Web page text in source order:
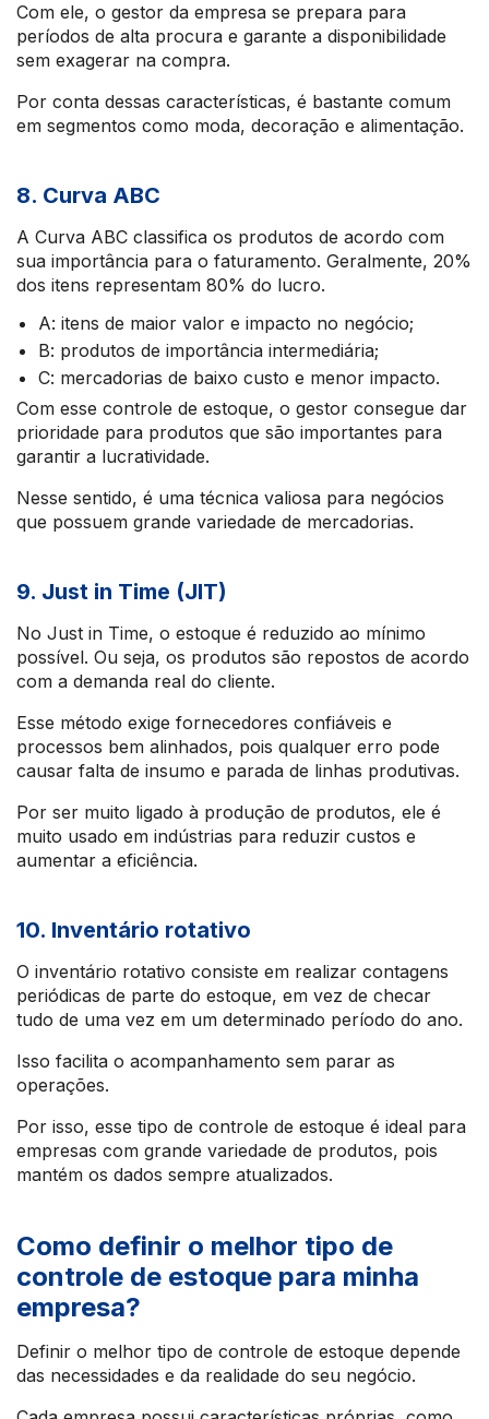
Com ele, o gestor da empresa se prepara para
períodos de alta procura e garante a disponibilidade
sem exagerar na compra.
Por conta dessas características, é bastante comum
em segmentos como moda, decoração e alimentação.
8. Curva ABC
A Curva ABC classifica os produtos de acordo com
sua importância para o faturamento. Geralmente, 20%
dos itens representam 80% do lucro.
A: itens de maior valor e impacto no negócio;
B: produtos de importância intermediária;
C: mercadorias de baixo custo e menor impacto.
Com esse controle de estoque, o gestor consegue dar
prioridade para produtos que são importantes para
garantir a lucratividade.
Nesse sentido, é uma técnica valiosa para negócios
que possuem grande variedade de mercadorias.
9. Just in Time (JIT)
No Just in Time, o estoque é reduzido ao mínimo
possível. Ou seja, os produtos são repostos de acordo
com a demanda real do cliente.
Esse método exige fornecedores confiáveis e
processos bem alinhados, pois qualquer erro pode
causar falta de insumo e parada de linhas produtivas.
Por ser muito ligado à produção de produtos, ele é
muito usado em indústrias para reduzir custos e
aumentar a eficiência.
10. Inventário rotativo
O inventário rotativo consiste em realizar contagens
periódicas de parte do estoque, em vez de checar
tudo de uma vez em um determinado período do ano.
Isso facilita o acompanhamento sem parar as
operações.
Por isso, esse tipo de controle de estoque é ideal para
empresas com grande variedade de produtos, pois
mantém os dados sempre atualizados.
Como definir o melhor tipo de
controle de estoque para minha
empresa?
Definir o melhor tipo de controle de estoque depende
das necessidades e da realidade do seu negócio.